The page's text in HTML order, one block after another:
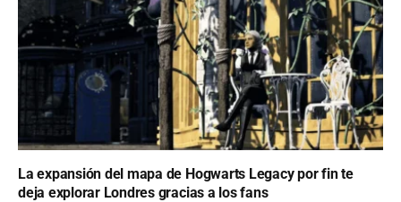
La expansión del mapa de Hogwarts Legacy por fin te
deja explorar Londres gracias a los fans